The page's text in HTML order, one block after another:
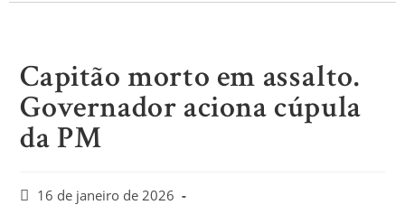
Capitão morto em assalto.
Governador aciona cúpula
da PM
16 de janeiro de 2026